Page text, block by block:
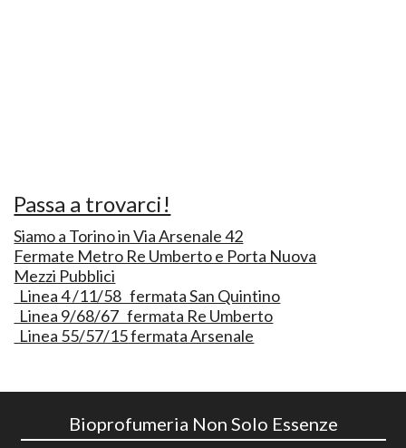
Passa a trovarci!
Siamo a Torino in Via Arsenale 42
Fermate Metro Re Umberto e Porta Nuova
Mezzi Pubblici
Linea 4 /11/58 fermata San Quintino
Linea 9/68/67 fermata Re Umberto
Linea 55/57/15 fermata Arsenale
Bioprofumeria Non Solo Essenze